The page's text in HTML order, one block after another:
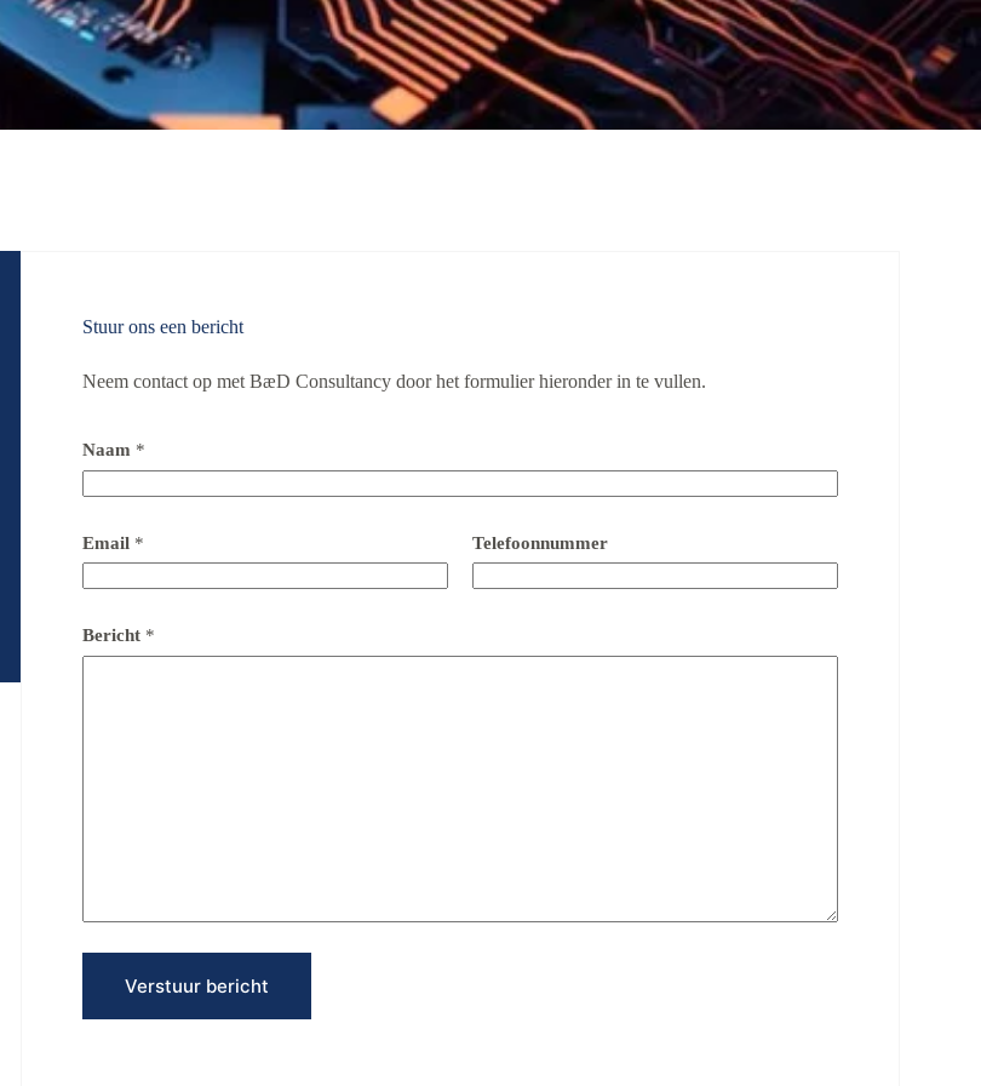
Stuur ons een bericht
Neem contact op met BæD Consultancy door het formulier hieronder in te vullen.
Naam *
Email * Telefoonnummer
Bericht *
Verstuur bericht